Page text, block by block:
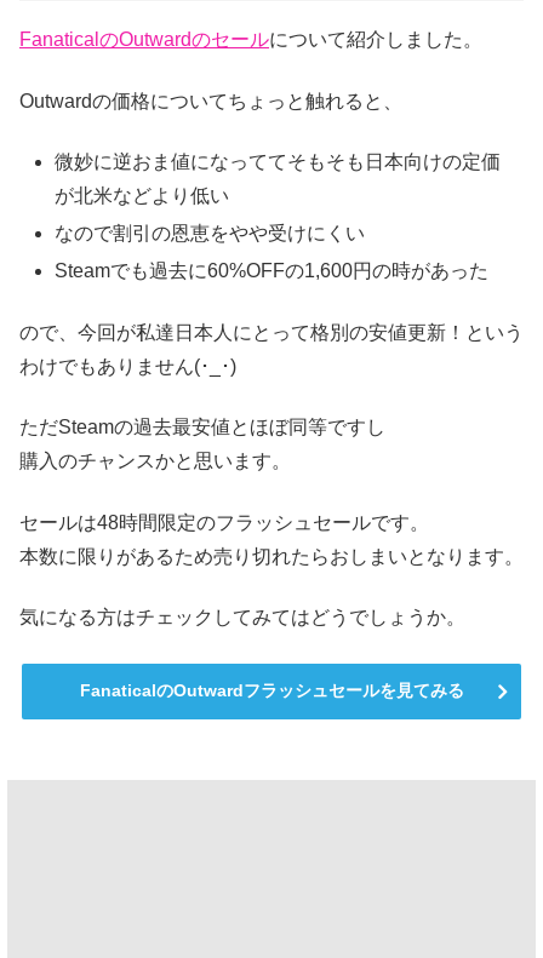
FanaticalのOutwardのセールについて紹介しました。
Outwardの価格についてちょっと触れると、
微妙に逆おま値になっててそもそも日本向けの定価
が北米などより低い
なので割引の恩恵をやや受けにくい
Steamでも過去に60%OFFの1,600円の時があった
ので、今回が私達日本人にとって格別の安値更新！という
わけでもありません(･_･)
ただSteamの過去最安値とほぼ同等ですし
購入のチャンスかと思います。
セールは48時間限定のフラッシュセールです。
本数に限りがあるため売り切れたらおしまいとなります。
気になる方はチェックしてみてはどうでしょうか。
FanaticalのOutwardフラッシュセールを見てみる